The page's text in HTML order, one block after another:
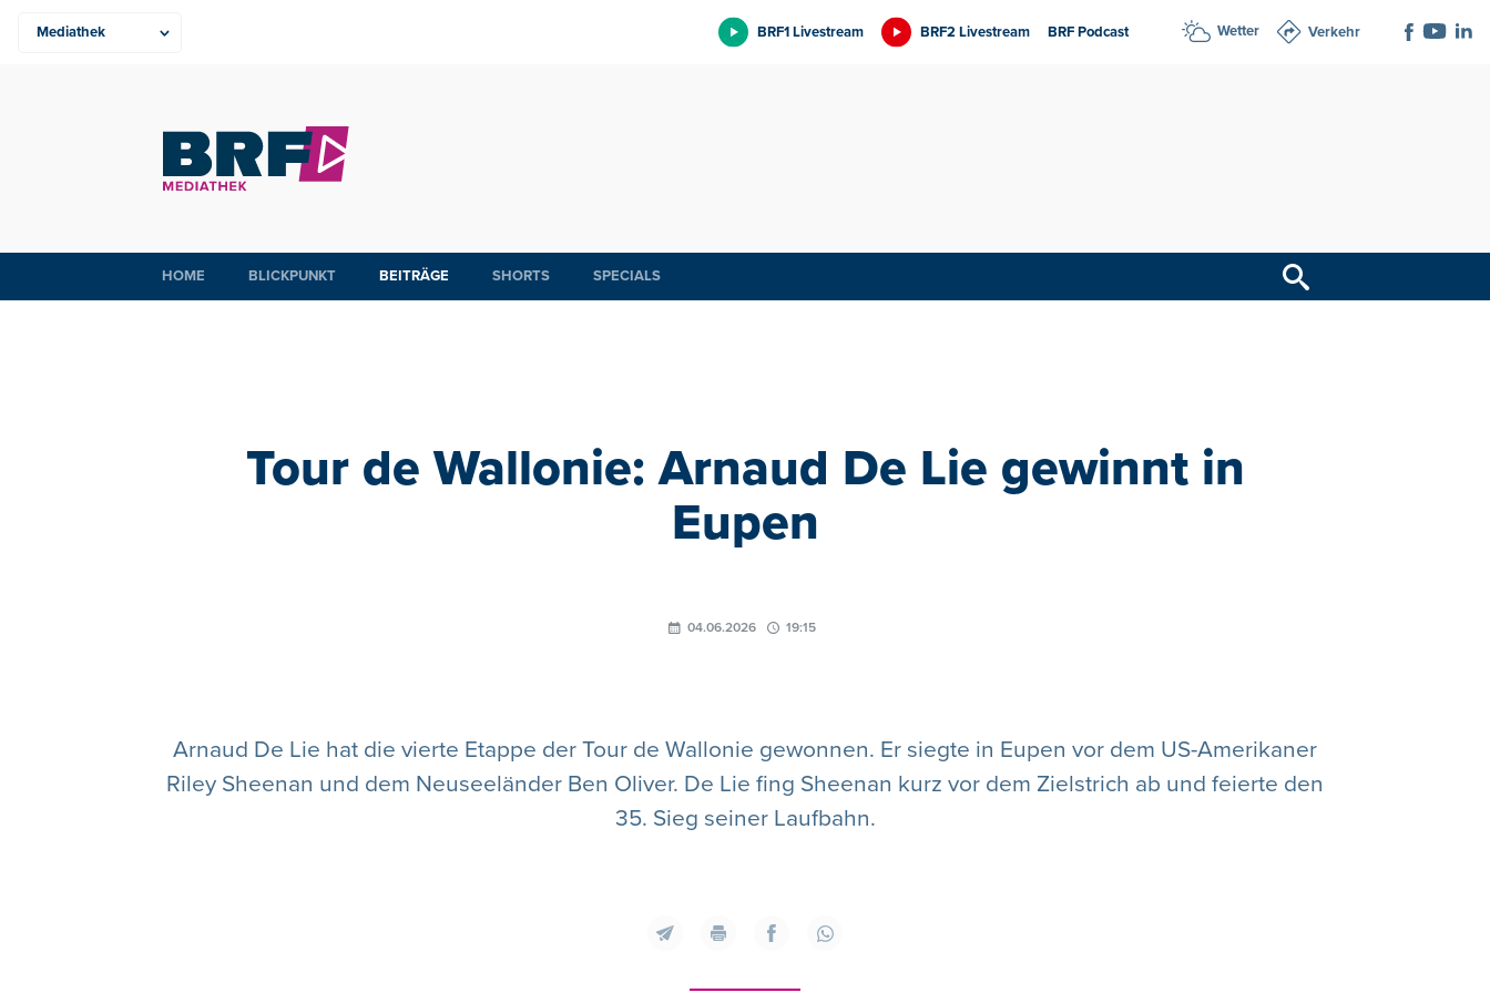
BRF1 Livestream BRF2 Livestream BRF Podcast Wetter Verkehr
HOME BLICKPUNKT BEITRÄGE SHORTS SPECIALS
Tour de Wallonie: Arnaud De Lie gewinnt in
Eupen
04.06.2026 19:15
Arnaud De Lie hat die vierte Etappe der Tour de Wallonie gewonnen. Er siegte in Eupen vor dem US-Amerikaner
Riley Sheenan und dem Neuseeländer Ben Oliver. De Lie fing Sheenan kurz vor dem Zielstrich ab und feierte den
35. Sieg seiner Laufbahn.